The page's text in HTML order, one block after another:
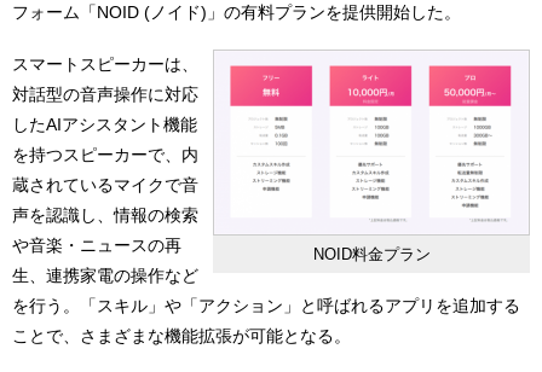
フォーム「NOID (ノイド)」の有料プランを提供開始した。
NOID料金プラン
スマートスピーカーは、
対話型の音声操作に対応
したAIアシスタント機能
を持つスピーカーで、内
蔵されているマイクで音
声を認識し、情報の検索
や音楽・ニュースの再
生、連携家電の操作など
を行う。「スキル」や「アクション」と呼ばれるアプリを追加する
ことで、さまざまな機能拡張が可能となる。